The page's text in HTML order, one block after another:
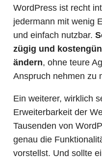
WordPress ist recht
jedermann mit wenig
und einfach nutzbar.
zügig und
ändern, ohne teure
Anspruch nehmen zu
Ein weiterer, wirklich
Erweiterbarkeit der
Tausenden von
genau die
vorstellst. Und sollte